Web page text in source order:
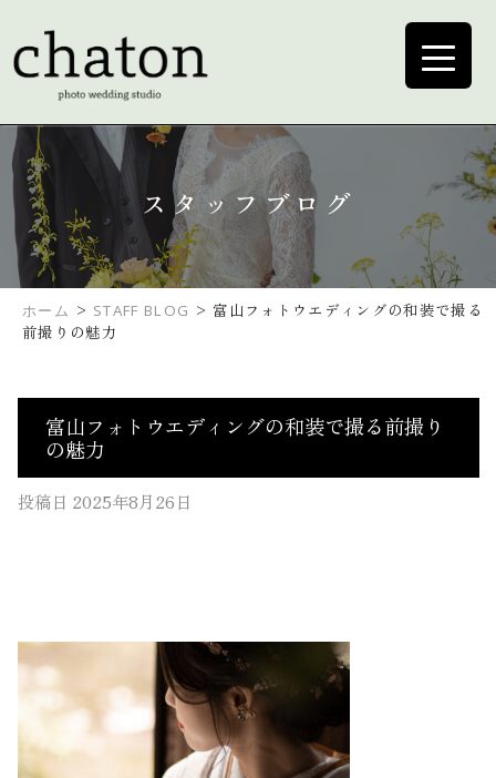
スタッフブログ
ホーム > STAFF BLOG >富山フォトウエディングの和装で撮る
前撮りの魅力
富山フォトウエディングの和装で撮る前撮り
の魅力
投稿日 2025年8月26日